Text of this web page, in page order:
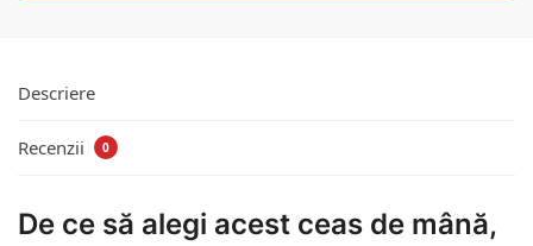
Descriere
Recenzii 0
De ce să alegi acest ceas de mână,